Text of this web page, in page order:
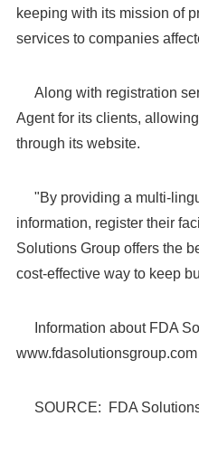
keeping with its mission of
services to companies
Along with registration
Agent for its clients,
through its website.
"By providing a multi-
information, register their
Solutions Group offers the
cost-effective way to keep
Information about FDA
SOURCE: FDA